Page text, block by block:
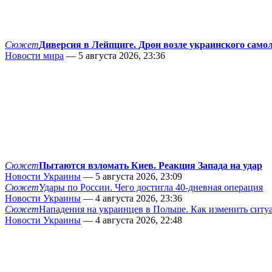
СюжетДиверсия в Лейпциге. Дрон возле украинского
Новости мира — 5 августа 2026, 23:36
СюжетПытаются взломать Киев. Реакция Запада на удар
Новости Украины — 5 августа 2026, 23:09
СюжетУдары по России. Чего достигла 40-дневная операция
Новости Украины — 4 августа 2026, 23:36
СюжетНападения на украинцев в Польше. Как изменить
Новости Украины — 4 августа 2026, 22:48